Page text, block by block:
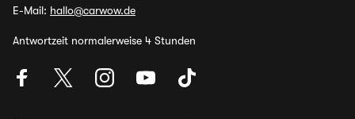
E-Mail: hallo@carwow.de
Antwortzeit normalerweise 4 Stunden